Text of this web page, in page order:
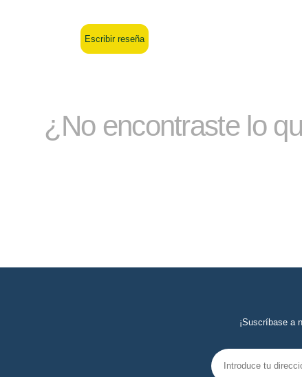
Escribir reseña
¿No encontraste lo
¡Suscríbase a